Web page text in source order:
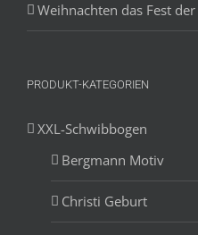
Weihnachten das Fest
PRODUKT-KATEGORIEN
XXL-Schwibbogen
Bergmann Motiv
Christi Geburt